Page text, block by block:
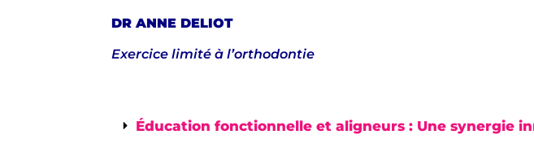
DR ANNE DELIOT
Exercice limité à l’orthodontie
Éducation fonctionnelle et aligneurs : Une synergie